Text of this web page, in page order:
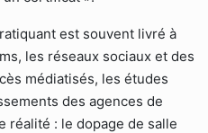
est souvent livré à
les réseaux sociaux et des
médiatisés, les études
des agences de
réalité : le dopage de salle